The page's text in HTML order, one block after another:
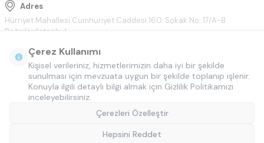
Adres
Hürriyet Mahallesi Cumhuriyet Caddesi 160. Sokak No: 17/A-B
Bağcılar/İstanbul
Çerez Kullanımı
Kişisel verileriniz, hizmetlerimizin daha iyi bir şekilde
sunulması için mevzuata uygun bir şekilde toplanıp işlenir.
Konuyla ilgili detaylı bilgi almak için Gizlilik Politikamızı
inceleyebilirsiniz.
Çerezleri Özelleştir
Hepsini Reddet